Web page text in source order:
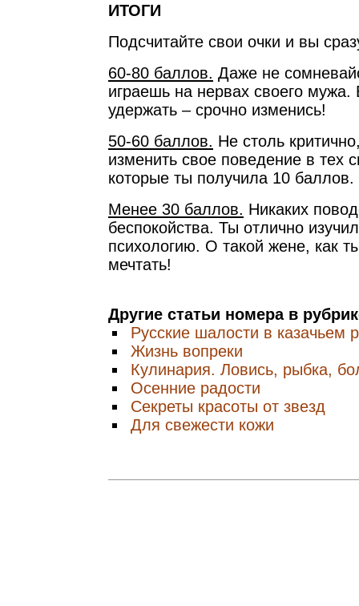
ИТОГИ
Подсчитайте свои очки и вы
60-80 баллов. Даже не
играешь на нервах своего мужа.
удержать – срочно изменись!
50-60 баллов. Не столь
изменить свое поведение в тех
которые ты получила 10 баллов.
Менее 30 баллов. Никаких
беспокойства. Ты отлично
психологию. О такой жене, как
мечтать!
Другие статьи номера в
Русские шалости в казачьем
Жизнь вопреки
Кулинария. Ловись, рыбка,
Осенние радости
Секреты красоты от звезд
Для свежести кожи